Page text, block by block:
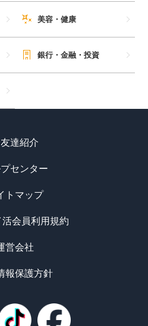
美容・健康
銀行・金融・投資
達紹介
センター
トマップ
会員利用規約
営会社
報保護方針